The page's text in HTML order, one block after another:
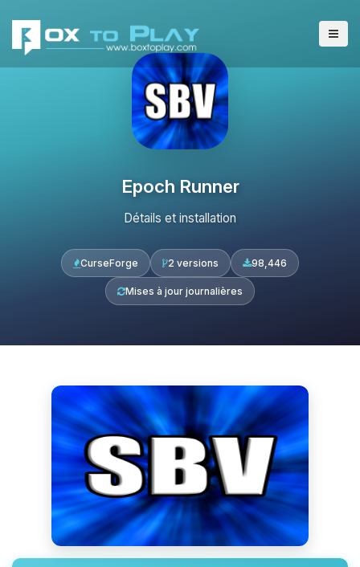
Epoch Runner
Détails et installation
CurseForge 2 versions 98,446
Mises à jour journalières